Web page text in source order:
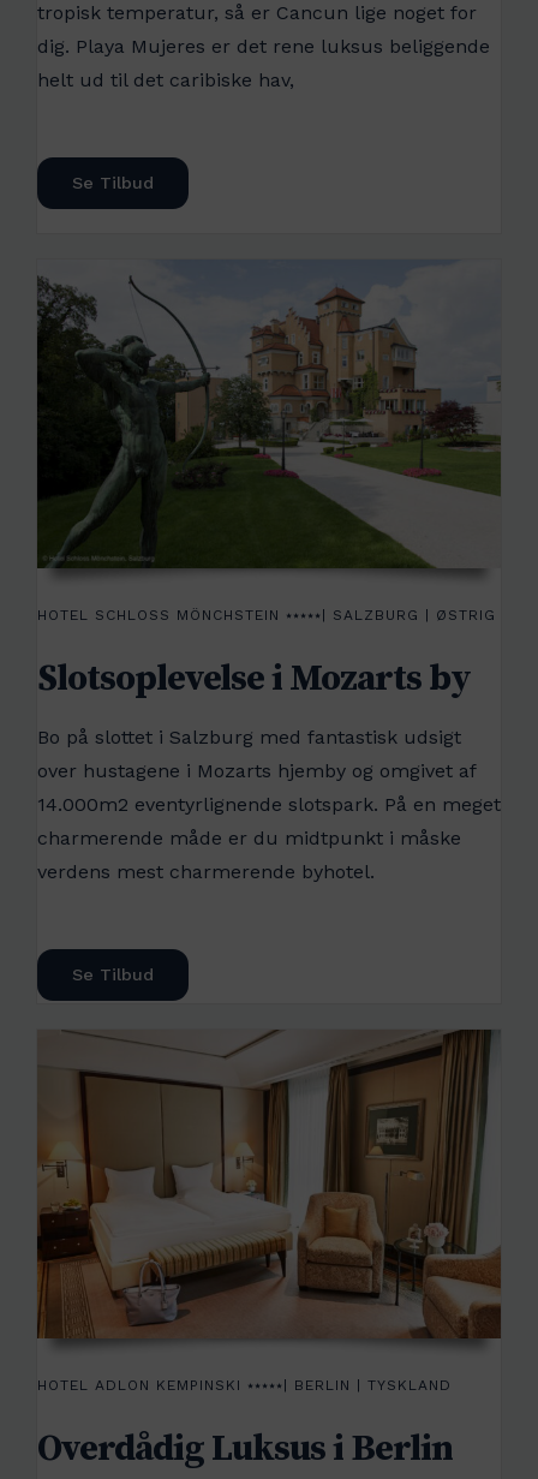
tropisk temperatur, så er Cancun lige noget for
dig. Playa Mujeres er det rene luksus beliggende
helt ud til det caribiske hav,
Se Tilbud
HOTEL SCHLOSS MÖNCHSTEIN ⭑⭑⭑⭑⭑| SALZBURG | ØSTRIG
Slotsoplevelse i Mozarts by
Bo på slottet i Salzburg med fantastisk udsigt
over hustagene i Mozarts hjemby og omgivet af
14.000m2 eventyrlignende slotspark. På en meget
charmerende måde er du midtpunkt i måske
verdens mest charmerende byhotel.
Se Tilbud
HOTEL ADLON KEMPINSKI ⭑⭑⭑⭑⭑| BERLIN | TYSKLAND
Overdådig Luksus i Berlin